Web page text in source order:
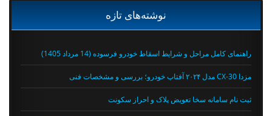
نوشته‌های تازه
راهنمای کامل مراحل و شرایط اسقاط خودرو فرسوده (14 مرداد 1405)
مزدا CX-30 مدل ۲۰۲۴ آفتاب خودرو؛ بررسی و مشخصات فنی
ثبت نام سامانه سخا تعویض پلاک و احراز سکونت